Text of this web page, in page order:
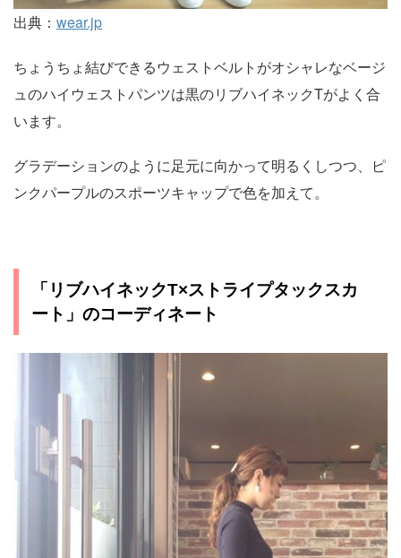
出典： wear.jp
ちょうちょ結びできるウェストベルトがオシャレなベージ
ュのハイウェストパンツは黒のリブハイネックTがよく合
います。
グラデーションのように足元に向かって明るくしつつ、ピ
ンクパープルのスポーツキャップで色を加えて。
「リブハイネックT×ストライプタックスカ
ート」のコーディネート